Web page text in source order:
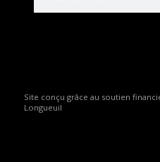
Site conçu grâce au soutien
Longueuil